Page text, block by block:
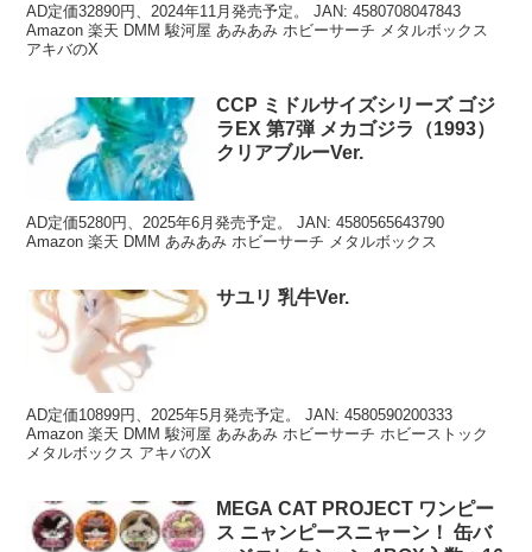
AD定価32890円、2024年11月発売予定。 JAN: 4580708047843
Amazon 楽天 DMM 駿河屋 あみあみ ホビーサーチ メタルボックス
アキバのX
CCP ミドルサイズシリーズ ゴジ
ラEX 第7弾 メカゴジラ（1993）
クリアブルーVer.
AD定価5280円、2025年6月発売予定。 JAN: 4580565643790
Amazon 楽天 DMM あみあみ ホビーサーチ メタルボックス
サユリ 乳牛Ver.
AD定価10899円、2025年5月発売予定。 JAN: 4580590200333
Amazon 楽天 DMM 駿河屋 あみあみ ホビーサーチ ホビーストック
メタルボックス アキバのX
MEGA CAT PROJECT ワンピー
ス ニャンピースニャーン！ 缶バ